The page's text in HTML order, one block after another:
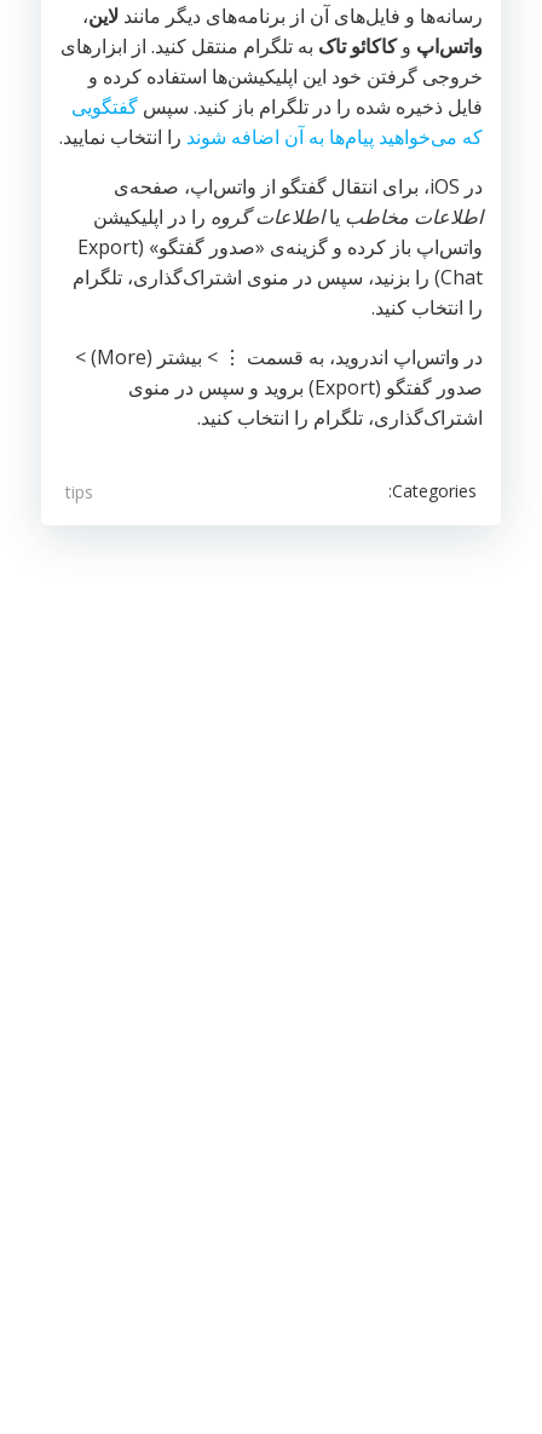
رسانه‌ها و فایل‌های آن از برنامه‌های دیگر مانند لاین،
واتس‌اپ وکاکائو تاک به تلگرام منتقل کنید. از ابزارهای
خروجی گرفتن خود این اپلیکیشن‌ها استفاده کرده و
فایل ذخیره شده را در تلگرام باز کنید. سپس گفتگویی
که می‌خواهید پیام‌ها به آن اضافه شوند را انتخاب نمایید.
در iOS، برای انتقال گفتگو از واتس‌اپ، صفحه‌ی
اطلاعات مخاطب یااطلاعات گروه را در اپلیکیشن
واتس‌اپ باز کرده و گزینه‌ی «صدور گفتگو» (Export
Chat) را بزنید، سپس در منوی اشتراک‌گذاری، تلگرام
را انتخاب کنید.
در واتس‌اپ اندروید، به قسمت ⋮ > بیشتر (More) >
صدور گفتگو (Export) بروید و سپس در منوی
اشتراک‌گذاری، تلگرام را انتخاب کنید.
Categories:
tips